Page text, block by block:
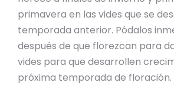
primavera en las vides que se
temporada anterior. Pódalos
después de que florezcan para
vides para que desarrollen
próxima temporada de floración.